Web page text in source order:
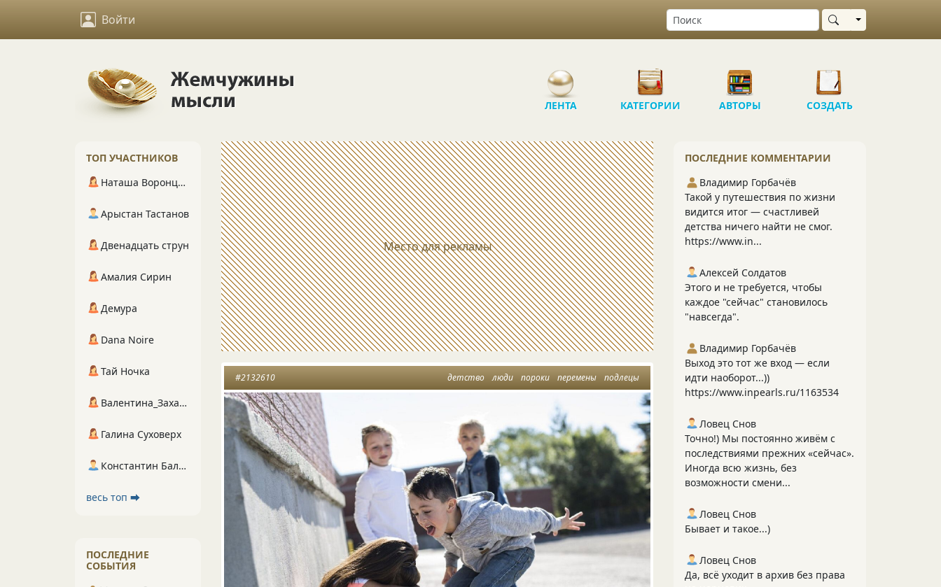
Войти Выбрать область
ЛЕНТА КАТЕГОРИИ АВТОРЫ СОЗДАТЬ
Место для рекламы
детство люди пороки перемены подлецы
#2132610
ПОСЛЕДНИЕ КОММЕНТАРИИ
Владимир Горбачёв
Такой у путешествия по жизни
видится итог — счастливей
детства ничего найти не смог.
https://www.in...
Алексей Солдатов
Этого и не требуется, чтобы
каждое "сейчас" становилось
"навсегда".
Владимир Горбачёв
Выход это тот же вход — если
идти наоборот...))
https://www.inpearls.ru/1163534
Ловец Снов
Точно!) Мы постоянно живём с
последствиями прежних «сейчас».
Иногда всю жизнь, без
возможности смени...
Ловец Снов
Бывает и такое...)
Ловец Снов
Да, всё уходит в архив без права
ТОП УЧАСТНИКОВ
Наташа Воронцова
Арыстан Тастанов
Двенадцать струн
Амалия Сирин
Демура
Dana Noire
Тай Ночка
Валентина_Захарова
Галина Суховерх
Константин Балухта
весь топ ⮕
ПОСЛЕДНИЕ
СОБЫТИЯ